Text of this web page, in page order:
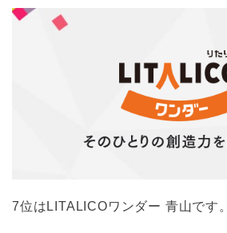
7位はLITALICOワンダー 青山です。